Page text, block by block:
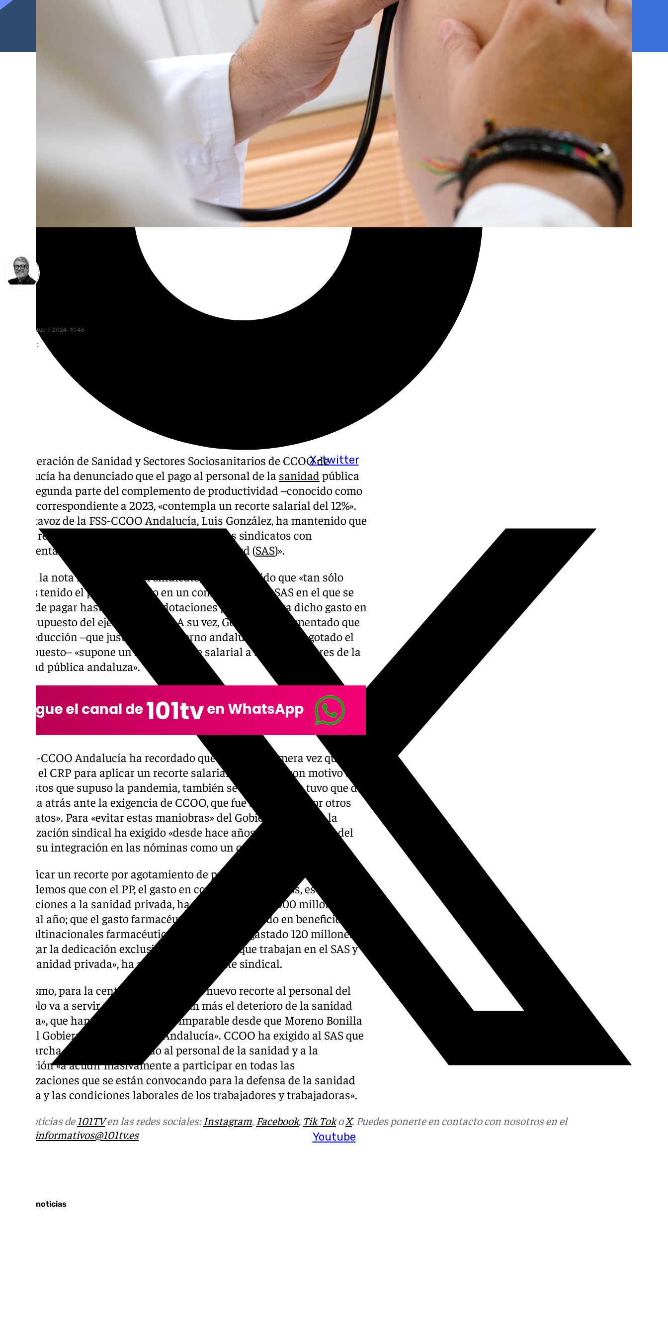
X-twitter
Youtube
lunes, 28 octubre 2024, 10:46
Compartir:
La Federación de Sanidad y Sectores Sociosanitarios de CCOO de
Andalucía ha denunciado que el pago al personal de la sanidad pública
de la segunda parte del complemento de productividad –conocido como
CRP–, correspondiente a 2023, «contempla un recorte salarial del 12%».
El portavoz de la FSS-CCOO Andalucía, Luis González, ha mantenido que
es «un recorte del que no se ha informado a los sindicatos con
representación en el Servicio Andaluz de la Salud (SAS)».
Así, en la nota remitida por el sindicato, han sostenido que «tan sólo
hemos tenido el primer indicio en un comunicado del SAS en el que se
habla de pagar hasta agotar las dotaciones previstas para dicho gasto en
el presupuesto del ejercicio 2024». A su vez, González ha lamentado que
esta reducción –que justifica el Gobierno andaluz por haber agotado el
presupuesto– «supone un nuevo recorte salarial a los trabajadores de la
sanidad pública andaluza».
La FSS-CCOO Andalucía ha recordado que «no es la primera vez que se
utiliza el CRP para aplicar un recorte salarial». «En 2021, con motivo de
los gastos que supuso la pandemia, también se intentó, pero tuvo que dar
marcha atrás ante la exigencia de CCOO, que fue secundada por otros
sindicatos». Para «evitar estas maniobras» del Gobierno andaluz, la
organización sindical ha exigido «desde hace años la desaparición del
CRP y su integración en las nóminas como un concepto fijo».
«Justificar un recorte por agotamiento de presupuesto es inaceptable.
Recordemos que con el PP, el gasto en conciertos sanitarios, es decir,
derivaciones a la sanidad privada, ha pasado de 400 a 900 millones de
euros al año; que el gasto farmacéutico se ha disparado en beneficio de
las multinacionales farmacéuticas; y que, se han gastado 120 millones
en pagar la dedicación exclusiva a los médicos que trabajan en el SAS y
en la sanidad privada», ha añadido el dirigente sindical.
Asimismo, para la central sindical, «este nuevo recorte al personal del
SAS sólo va a servir para aumentar aún más el deterioro de la sanidad
pública», que han calificado como «imparable desde que Moreno Bonilla
llegó al Gobierno de la Junta de Andalucía». CCOO ha exigido al SAS que
«dé marcha atrás» y ha llamado al personal de la sanidad y a la
población «a acudir masivamente a participar en todas las
movilizaciones que se están convocando para la defensa de la sanidad
pública y las condiciones laborales de los trabajadores y trabajadoras».
Más noticias de 101TVen las redes sociales: Instagram, Facebook, Tik TokoX. Puedes ponerte en contacto con nosotros en el
informativos@101tv.es
Últimas noticias